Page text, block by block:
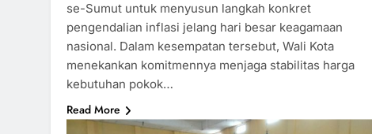
se-Sumut untuk menyusun langkah konkret
pengendalian inflasi jelang hari besar keagamaan
nasional. Dalam kesempatan tersebut, Wali Kota
menekankan komitmennya menjaga stabilitas harga
kebutuhan pokok…
Read More